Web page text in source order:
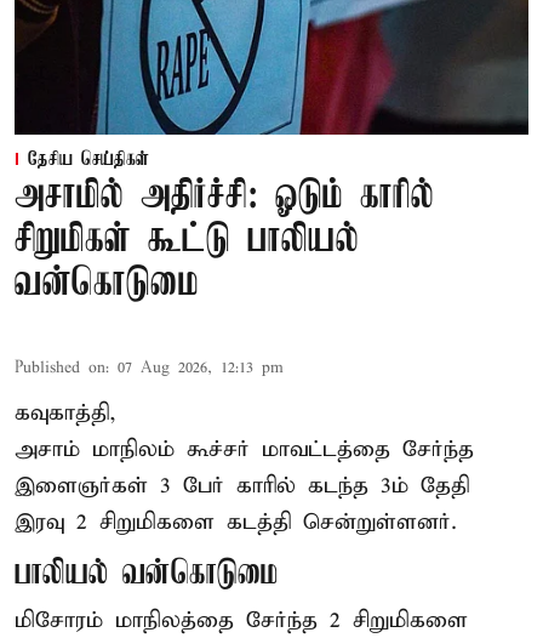
தேசிய செய்திகள்
அசாமில் அதிர்ச்சி: ஓடும் காரில்
சிறுமிகள் கூட்டு பாலியல்
வன்கொடுமை
Published on: 07 Aug 2026, 12:13 pm
கவுகாத்தி,
அசாம் மாநிலம் கூச்சர் மாவட்டத்தை சேர்ந்த
இளைஞர்கள் 3 பேர் காரில் கடந்த 3ம் தேதி
இரவு 2 சிறுமிகளை கடத்தி சென்றுள்ளனர்.
பாலியல் வன்கொடுமை
மிசோரம் மாநிலத்தை சேர்ந்த 2 சிறுமிகளை